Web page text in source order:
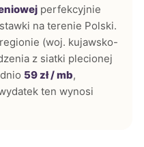
perfekcyjnie
na terenie Polski.
(woj. kujawsko-
z siatki plecionej
59 zł / mb,
ten wynosi